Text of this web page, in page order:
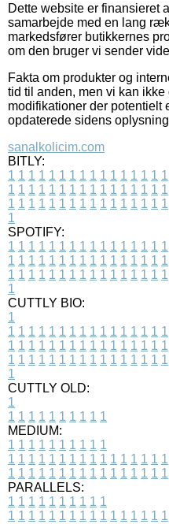
Dette website er finansieret
samarbejde med en lang
markedsfører butikkernes
om den bruger vi sender
Fakta om produkter og
tid til anden, men vi kan ikke
modifikationer der potentielt
opdaterede sidens
sanalkolicim.com
BITLY:
1 1 1 1 1 1 1 1 1 1 1 1 1 1 1 1
1 1 1 1 1 1 1 1 1 1 1 1 1 1 1 1
1 1 1 1 1 1 1 1 1 1 1 1 1 1 1 1
1
SPOTIFY:
1 1 1 1 1 1 1 1 1 1 1 1 1 1 1 1
1 1 1 1 1 1 1 1 1 1 1 1 1 1 1 1
1 1 1 1 1 1 1 1 1 1 1 1 1 1 1 1
1
CUTTLY BIO:
1
1 1 1 1 1 1 1 1 1 1 1 1 1 1 1 1
1 1 1 1 1 1 1 1 1 1 1 1 1 1 1 1
1 1 1 1 1 1 1 1 1 1 1 1 1 1 1 1
1
CUTTLY OLD:
1
1 1 1 1 1 1 1 1 1 1
MEDIUM:
1 1 1 1 1 1 1 1 1 1
1 1 1 1 1 1 1 1 1 1 1 1 1 1 1 1
1 1 1 1 1 1 1 1 1 1 1 1 1 1 1 1
PARALLELS:
1 1 1 1 1 1 1 1 1 1
1 1 1 1 1 1 1 1 1 1 1 1 1 1 1 1